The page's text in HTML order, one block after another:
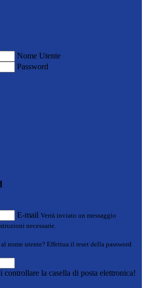
Nome Utente
Password
E-mail Verrà inviato un messaggio
necessarie.
nome utente? Effettua il reset della password
controllare la casella di posta elettronica!